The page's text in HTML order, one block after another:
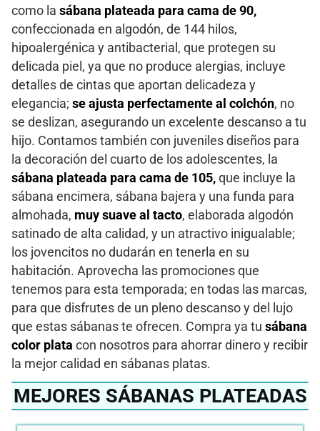
como la sábana plateada para cama de 90,
confeccionada en algodón, de 144 hilos,
hipoalergénica y antibacterial, que protegen su
delicada piel, ya que no produce alergias, incluye
detalles de cintas que aportan delicadeza y
elegancia; se ajusta perfectamente al colchón, no
se deslizan, asegurando un excelente descanso a tu
hijo. Contamos también con juveniles diseños para
la decoración del cuarto de los adolescentes, la
sábana plateada para cama de 105, que incluye la
sábana encimera, sábana bajera y una funda para
almohada, muy suave al tacto, elaborada algodón
satinado de alta calidad, y un atractivo inigualable;
los jovencitos no dudarán en tenerla en su
habitación. Aprovecha las promociones que
tenemos para esta temporada; en todas las marcas,
para que disfrutes de un pleno descanso y del lujo
que estas sábanas te ofrecen. Compra ya tu sábana
color plata con nosotros para ahorrar dinero y recibir
la mejor calidad en sábanas platas.
MEJORES SÁBANAS PLATEADAS